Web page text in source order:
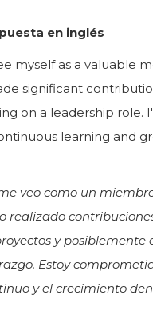
en inglés
myself as a valuable
significant
on a leadership role.
learning and
veo como un
realizado
y posiblemente
Estoy
y el crecimiento